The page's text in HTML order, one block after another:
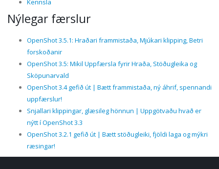
Kennsla
Nýlegar færslur
OpenShot 3.5.1: Hraðari frammistaða, Mjúkari klipping, Betri
forskoðanir
OpenShot 3.5: Mikil Uppfærsla fyrir Hraða, Stöðugleika og
Sköpunarvald
OpenShot 3.4 gefið út | Bætt frammistaða, ný áhrif, spennandi
uppfærslur!
Snjallari klippingar, glæsileg hönnun | Uppgötvaðu hvað er
nýtt í OpenShot 3.3
OpenShot 3.2.1 gefið út | Bætt stöðugleiki, fjöldi laga og mýkri
ræsingar!